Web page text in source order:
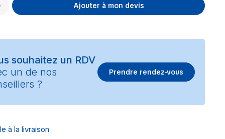
Ajouter à mon devis
souhaitez un RDV
un de nos
?
Prendre rendez-vous
à la livraison